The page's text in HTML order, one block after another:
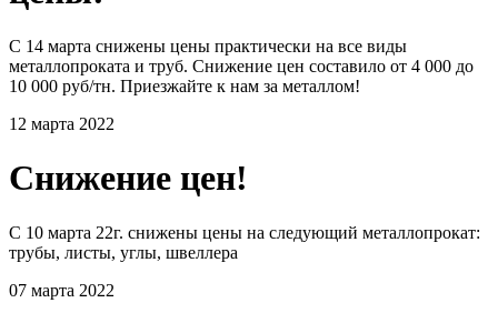
С 14 марта снижены цены практически на все виды
металлопроката и труб. Снижение цен составило от 4 000 до
10 000 руб/тн. Приезжайте к нам за металлом!
12 марта 2022
Снижение цен!
С 10 марта 22г. снижены цены на следующий металлопрокат:
трубы, листы, углы, швеллера
07 марта 2022